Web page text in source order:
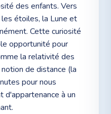
des enfants. Vers
étoiles, la Lune et
Cette curiosité
opportunité pour
la relativité des
de distance (la
pour nous
d'appartenance à un